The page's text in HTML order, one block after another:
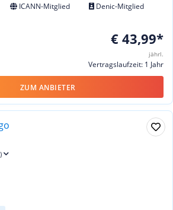
ICANN-Mitglied
Denic-Mitglied
€ 43,99*
jährl.
Vertragslaufzeit: 1 Jahr
ZUM ANBIETER